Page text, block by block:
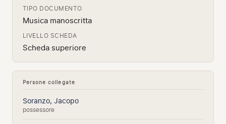
TIPO DOCUMENTO
Musica manoscritta
LIVELLO SCHEDA
Scheda superiore
Persone collegate
Soranzo, Jacopo
possessore